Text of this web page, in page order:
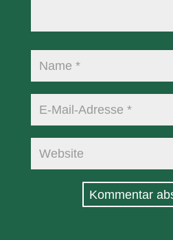
Kommentar